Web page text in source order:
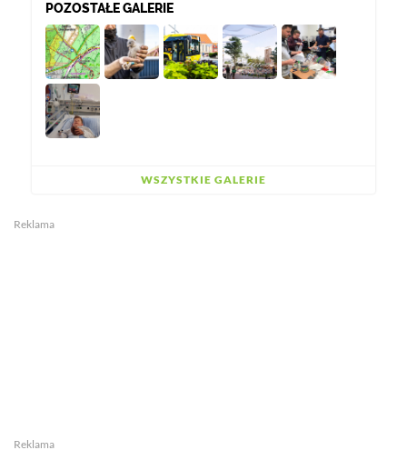
POZOSTAŁE GALERIE
WSZYSTKIE GALERIE
Reklama
Reklama